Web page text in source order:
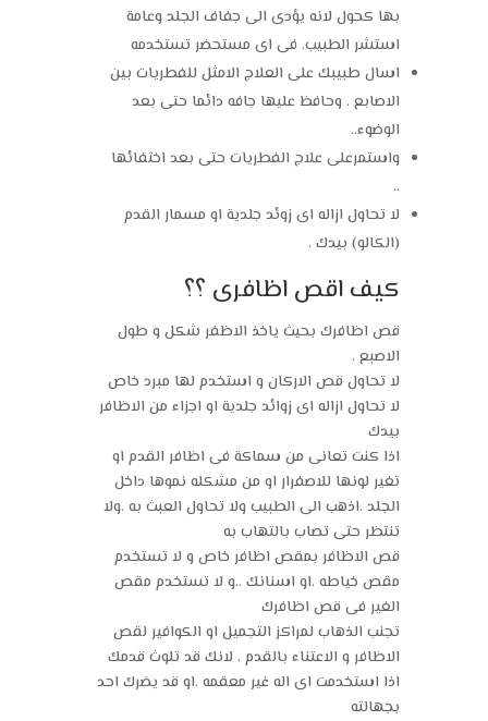
بها كحول لانه يؤدى الى جفاف الجلد وعامة
استشر الطبيب. فى اى مستحضر تستخدمه
اسال طبيبك على العلاج الامثل للفطريات بين
الاصابع . وحافظ عليها جافه دائما حتى بعد
الوضوء..
واستمرعلى علاج الفطريات حتى بعد اختفائها
..
لا تحاول ازاله اى زوئد جلدية او مسمار القدم
(الكالو) بيدك .
كيف اقص اظافرى ؟؟
قص اظافرك بحيث ياخذ الاظفر شكل و طول
الاصبع .
لا تحاول قص الاركان و استخدم لها مبرد خاص
لا تحاول ازاله اى زوائد جلدية او اجزاء من الاظافر
بيدك
اذا كنت تعانى من سماكة فى اظافر القدم او
تغير لونها للاصفرار او من مشكله نموها داخل
الجلد .اذهب الى الطبيب ولا تحاول العبث به .ولا
تنتظر حتى تصاب بالتهاب به
قص الاظافر بمقص اظافر خاص و لا تستخدم
مقص خياطه .او اسنانك ..و لا تستخدم مقص
الغير فى قص اظافرك
تجنب الذهاب لمراكز التجميل او الكوافير لقص
الاظافر و الاعتناء بالقدم . لانك قد تلوث قدمك
اذا استخدمت اى اله غير معقمه .او قد يضرك احد
بجهالته